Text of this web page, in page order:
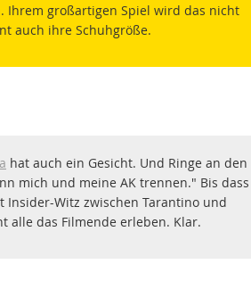
Ihrem großartigen Spiel wird das nicht
auch ihre Schuhgröße.
hat auch ein Gesicht. Und Ringe an den
mich und meine AK trennen." Bis dass
Insider-Witz zwischen Tarantino und
alle das Filmende erleben. Klar.